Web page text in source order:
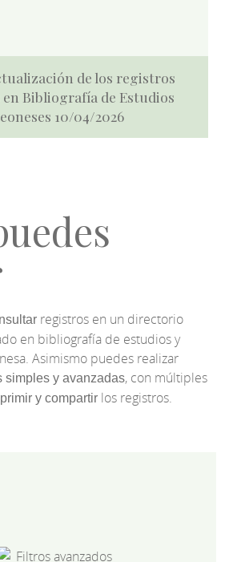
de los registros
Bibliografía de Estudios
10/04/2026
registros en un directorio
en bibliografía de estudios y
Asimismo puedes realizar
simples y avanzadas, con múltiples
y compartir los registros.